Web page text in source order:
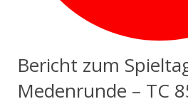
Bericht zum
Medenrunde – TC